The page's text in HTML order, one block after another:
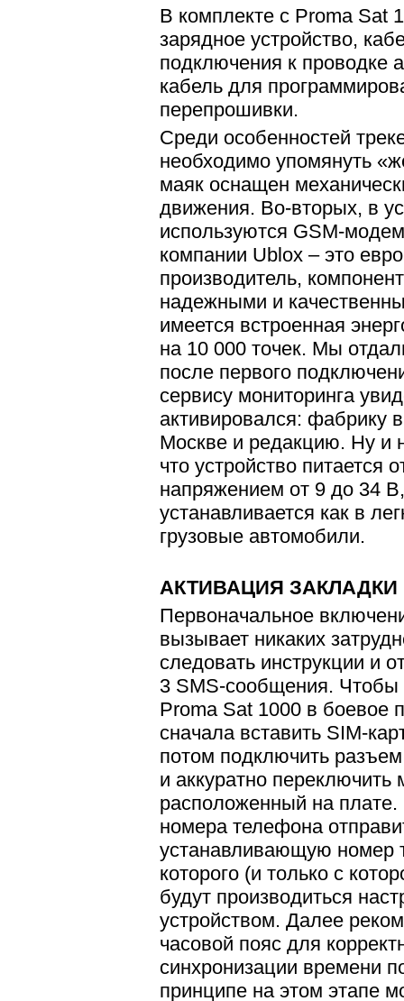
В комплекте с Proma Sat
зарядное устройство,
подключения к проводке
кабель для
перепрошивки.
Среди особенностей
необходимо упомянуть
маяк оснащен
движения. Во-вторых, в
используются GSM-
компании Ublox – это
производитель,
надежными и
имеется встроенная
на 10 000 точек. Мы
после первого
сервису мониторинга
активировался: фабрику
Москве и редакцию. Ну и
что устройство питается
напряжением от 9 до 34 В,
устанавливается как в
грузовые автомобили.
АКТИВАЦИЯ ЗАКЛАДКИ
Первоначальное
вызывает никаких
следовать инструкции и
3 SMS-сообщения. Чтобы
Proma Sat 1000 в боевое
сначала вставить SIM-
потом подключить
и аккуратно переключить
расположенный на
номера телефона
устанавливающую номер
которого (и только с
будут производиться
устройством. Далее
часовой пояс для
синхронизации времени
принципе на этом этапе